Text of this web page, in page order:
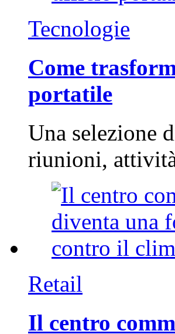
Tecnologie
Come
portatile
Una selezione
riunioni,
Retail
Il centro